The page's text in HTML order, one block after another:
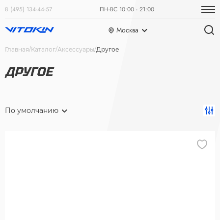
8 (495) 134-44-57 ПН-ВС 10:00 - 21:00
Москва
Главная Каталог Аксессуары Другое
ДРУГОЕ
По умолчанию